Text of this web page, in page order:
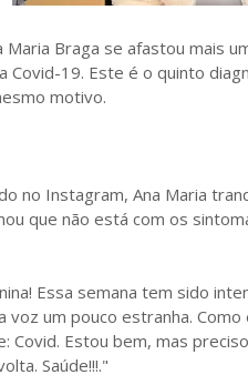
Maria Braga se afastou mais
Covid-19. Este é o quinto
motivo.
no Instagram, Ana Maria
que não está com os
Essa semana tem sido
voz um pouco estranha.
Covid. Estou bem, mas
Saúde!!!."